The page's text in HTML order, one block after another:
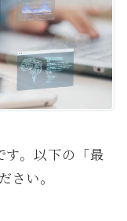
。以下の「最
さい。